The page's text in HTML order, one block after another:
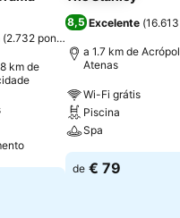
(2.732 pontuações
km de
8,5 Excelente (
a 1.7 km de
Atenas
Wi-Fi grátis
Piscina
Spa
de € 79